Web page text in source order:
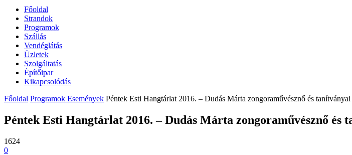
Főoldal
Strandok
Programok
Szállás
Vendéglátás
Üzletek
Szolgáltatás
Építőipar
Kikapcsolódás
Főoldal Programok Események Péntek Esti Hangtárlat 2016. – Dudás Márta zongoraművésznő és
Péntek Esti Hangtárlat 2016. – Dudás Márta zongoraművésznő és
1624
0